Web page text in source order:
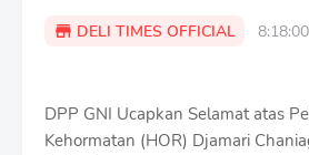
DELI TIMES OFFICIAL
DPP GNI Ucapkan Selamat atas
Kehormatan (HOR) Djamari